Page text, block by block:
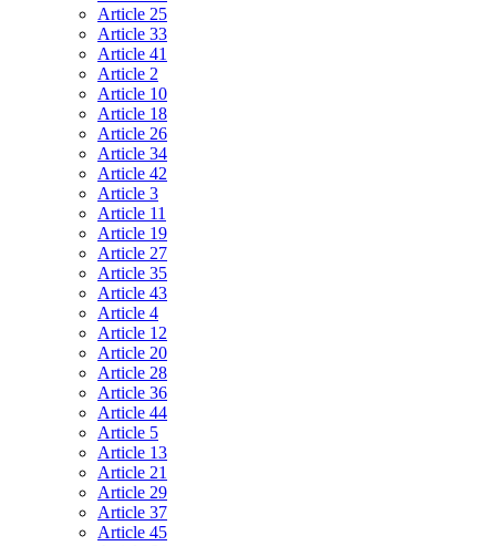
Article 25
Article 33
Article 41
Article 2
Article 10
Article 18
Article 26
Article 34
Article 42
Article 3
Article 11
Article 19
Article 27
Article 35
Article 43
Article 4
Article 12
Article 20
Article 28
Article 36
Article 44
Article 5
Article 13
Article 21
Article 29
Article 37
Article 45